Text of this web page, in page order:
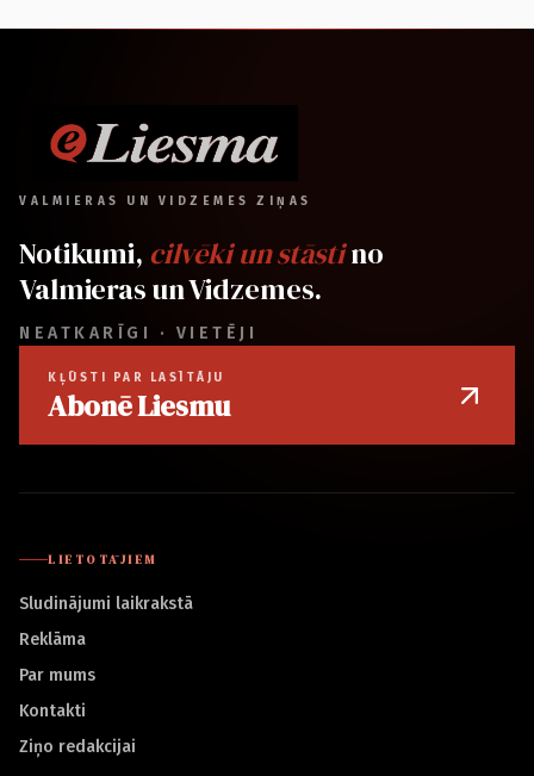
VALMIERAS UN VIDZEMES ZIŅAS
Notikumi, cilvēki un stāstino
Valmieras un Vidzemes.
NEATKARĪGI · VIETĒJI
KĻŪSTI PAR LASĪTĀJU
Abonē Liesmu
LIETOTĀJIEM
Sludinājumi laikrakstā
Reklāma
Par mums
Kontakti
Ziņo redakcijai